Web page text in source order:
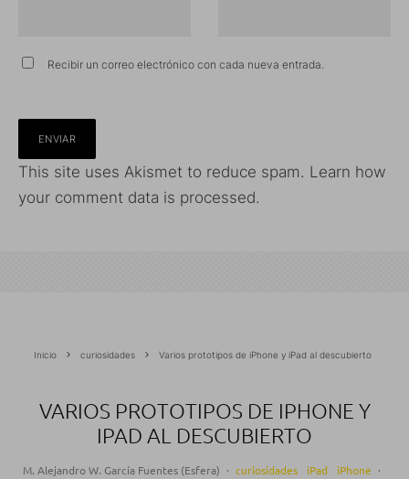
Recibir un correo electrónico con cada nueva entrada.
This site uses Akismet to reduce spam. Learn how
your comment data is processed.
Inicio curiosidades Varios prototipos de iPhone y iPad al descubierto
VARIOS PROTOTIPOS DE IPHONE Y
IPAD AL DESCUBIERTO
M. Alejandro W. García Fuentes (Esfera) · curiosidades iPad iPhone ·